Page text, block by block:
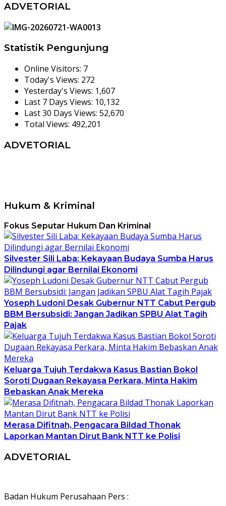
ADVETORIAL
Statistik Pengunjung
Online Visitors: 7
Today's Views: 272
Yesterday's Views: 1,607
Last 7 Days Views: 10,132
Last 30 Days Views: 52,670
Total Views: 492,201
ADVETORIAL
Hukum & Kriminal
Fokus Seputar Hukum Dan Kriminal
Silvester Sili Laba: Kekayaan Budaya Sumba Harus
Dilindungi agar Bernilai Ekonomi
Yoseph Ludoni Desak Gubernur NTT Cabut Pergub
BBM Bersubsidi: Jangan Jadikan SPBU Alat Tagih
Pajak
Keluarga Tujuh Terdakwa Kasus Bastian Bokol
Soroti Dugaan Rekayasa Perkara, Minta Hakim
Bebaskan Anak Mereka
Merasa Difitnah, Pengacara Bildad Thonak
Laporkan Mantan Dirut Bank NTT ke Polisi
ADVETORIAL
Badan Hukum Perusahaan Pers :